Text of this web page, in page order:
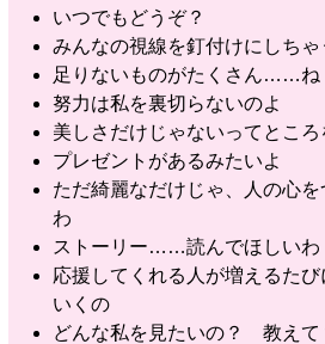
いつでもどうぞ？
みんなの視線を釘付けにしちゃ
足りないものがたくさん……ね
努力は私を裏切らないのよ
美しさだけじゃないってとこ
プレゼントがあるみたいよ
ただ綺麗なだけじゃ、人の心
わ
ストーリー……読んでほしいわ
応援してくれる人が増えるた
いくの
どんな私を見たいの？ 教えて